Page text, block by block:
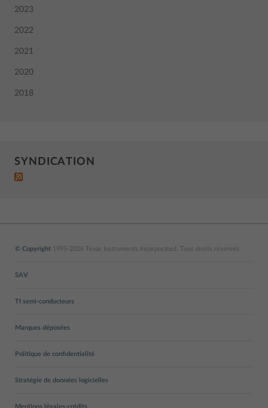
2023
2022
2021
2020
2018
SYNDICATION
© Copyright 1995-2026 Texas Instruments Incorporated. Tous droits réservés.
SAV
TI semi-conducteurs
Marques déposées
Politique de confidentialité
Stratégie de données logicielles
Mentions légales-crédits